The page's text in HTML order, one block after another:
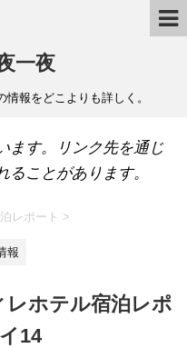
一夜
報をどこよりも詳しく。
ます。リンク先を通じ
ことがあります。
レポート >
報
レホテル宿泊レポ
14